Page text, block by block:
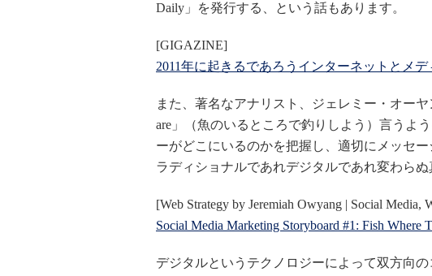
Daily」を発行する、という話もあります。
[GIGAZINE]
2011年に起きるであろうインターネットとメ
また、著名なアナリスト、ジェレミー・オーヤ
are」（魚のいるところで釣りしよう）言うよ
ーがどこにいるのかを把握し、適切にメッセ
ラディショナルであれデジタルであれ変わらぬ
[Web Strategy by Jeremiah Owyang | Social Media,
Social Media Marketing Storyboard #1: Fish Where
デジタルというテクノロジーによって双方向